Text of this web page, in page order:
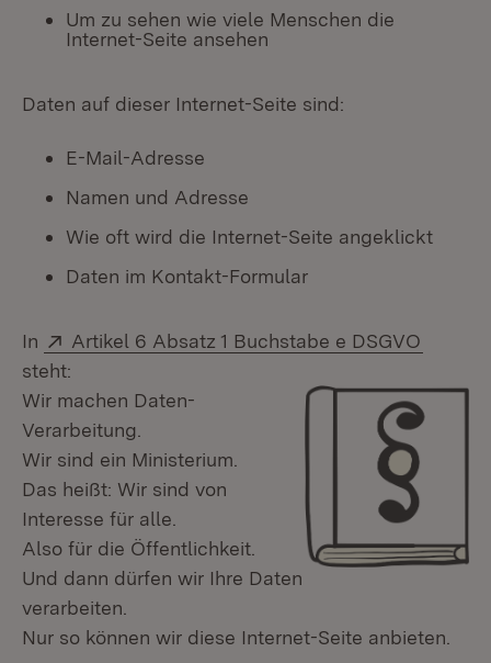
Um zu sehen wie viele Menschen die
Internet-Seite ansehen
Daten auf dieser Internet-Seite sind:
E-Mail-Adresse
Namen und Adresse
Wie oft wird die Internet-Seite angeklickt
Daten im Kontakt-Formular
In Extern:
Artikel 6 Absatz 1 Buchstabe e DSGVO
steht:
Wir machen Daten-
Verarbeitung.
Wir sind ein Ministerium.
Das heißt: Wir sind von
Interesse für alle.
Also für die Öffentlichkeit.
Und dann dürfen wir Ihre Daten
verarbeiten.
Nur so können wir diese Internet-Seite anbieten.